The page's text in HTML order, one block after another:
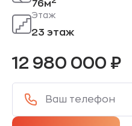
76м
Этаж
23 этаж
12 980 000 ₽